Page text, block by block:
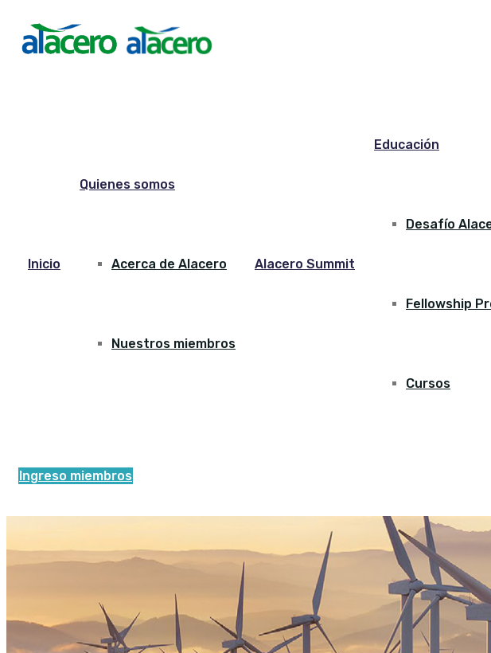
Inicio
Quienes somos
Acerca de Alacero
Nuestros miembros
Alacero Summit
Educación
Desafío
Fellowship
Cursos
Ingreso miembros